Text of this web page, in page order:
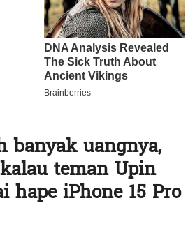
banyak uangnya,
teman Upin
iPhone 15 Pro